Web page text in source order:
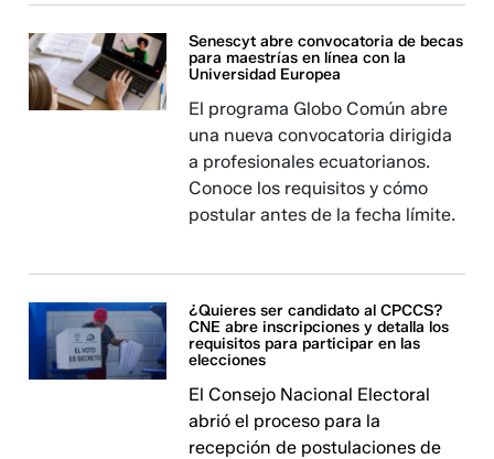
Senescyt abre convocatoria de becas
para maestrías en línea con la
Universidad Europea
El programa Globo Común abre
una nueva convocatoria dirigida
a profesionales ecuatorianos.
Conoce los requisitos y cómo
postular antes de la fecha límite.
¿Quieres ser candidato al CPCCS?
CNE abre inscripciones y detalla los
requisitos para participar en las
elecciones
El Consejo Nacional Electoral
abrió el proceso para la
recepción de postulaciones de